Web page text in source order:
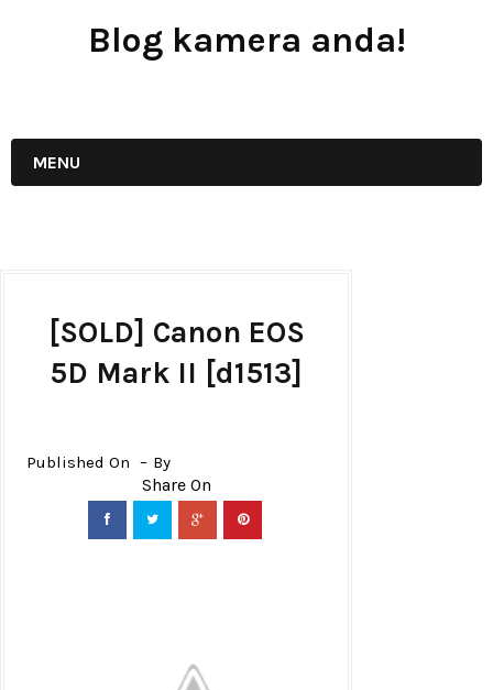
Blog kamera anda!
MENU
[SOLD] Canon EOS
5D Mark II [d1513]
Published On By